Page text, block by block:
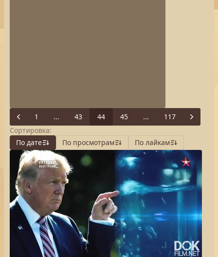
Previous
1 ... 43 44 45 ... 117
Next
Сортировка:
По дате
По просмотрам По лайкам